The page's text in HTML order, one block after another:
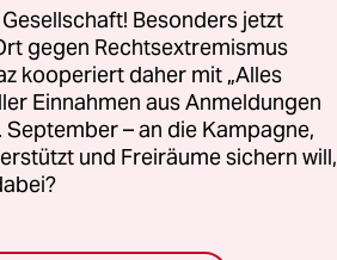
muss,
mit
Özdemir
Besonders jetzt
gegen Rechtsextremismus
kooperiert daher mit „Alles
Einnahmen aus Anmeldungen
September – an die Kampagne,
und Freiräume sichern will,